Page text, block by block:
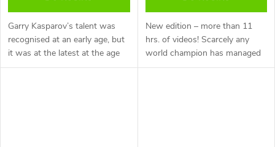
Garry Kasparov’s talent was
recognised at an early age, but
it was at the latest at the age
of only 15 when he qualified
New edition – more than 11
hrs. of videos! Scarcely any
world champion has managed
to captivate both chess lovers